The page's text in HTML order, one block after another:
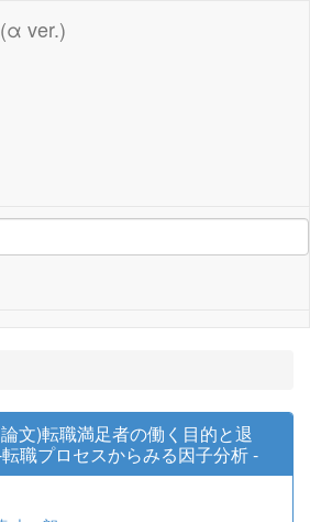
ver.)
論文)転職満足者の働く目的と退
職プロセスからみる因子分析 -